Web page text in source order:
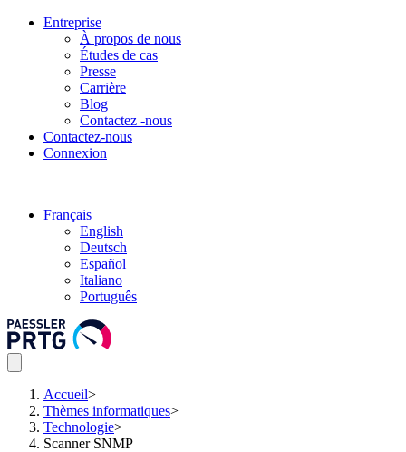
Entreprise
À propos de nous
Études de cas
Presse
Carrière
Blog
Contactez -nous
Contactez-nous
Connexion
Français
English
Deutsch
Español
Italiano
Português
Accueil>
Thèmes informatiques>
Technologie>
Scanner SNMP